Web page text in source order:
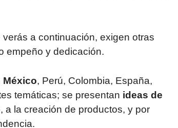
a continuación, exigen otras
empeño y dedicación.
México, Perú, Colombia, España,
temáticas; se presentan ideas de
a la creación de productos, y por